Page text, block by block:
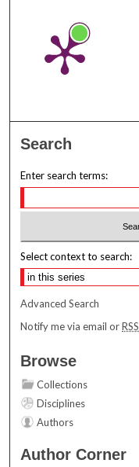
Search
Enter search terms:
Select context to search:
Advanced Search
Notify me via email orRSS
Browse
Collections
Disciplines
Authors
Author Corner